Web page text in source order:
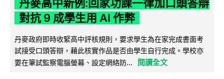
丹麥高中新例:回家功課一律加口頭答辯
對抗 9 成學生用 AI 作弊
丹麥政府即時收緊高中評核規則，要求學生為在家完成書面考
試接受口頭答辯，藉此核實作品是否由學生自行完成。學校亦
要在筆試監察電腦螢幕、設定網絡防...
閱讀全文